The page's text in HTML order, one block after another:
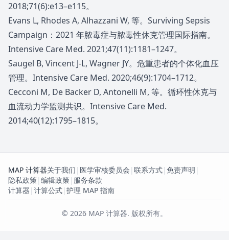
2018;71(6):e13–e115。
Evans L, Rhodes A, Alhazzani W, 等。Surviving Sepsis
Campaign：2021 年脓毒症与脓毒性休克管理国际指南。
Intensive Care Med. 2021;47(11):1181–1247。
Saugel B, Vincent J-L, Wagner JY。危重患者的个体化血压
管理。Intensive Care Med. 2020;46(9):1704–1712。
Cecconi M, De Backer D, Antonelli M, 等。循环性休克与
血流动力学监测共识。Intensive Care Med.
2014;40(12):1795–1815。
MAP 计算器关于我们 | 医学审核委员会 | 联系方式| 免责声明 |
隐私政策| 编辑政策| 服务条款
计算器 | 计算公式| 护理 MAP 指南
© 2026 MAP 计算器. 版权所有。